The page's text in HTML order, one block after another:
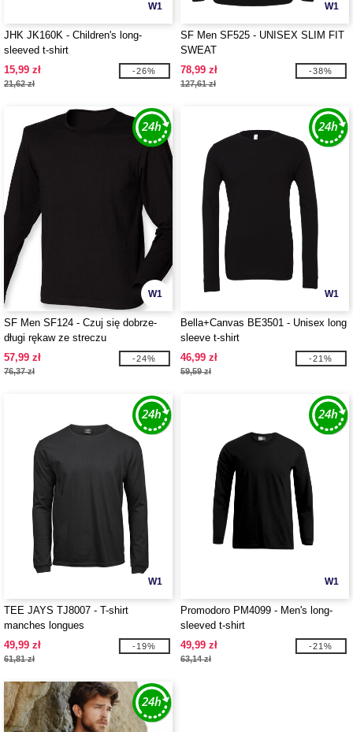
W1
JHK JK160K - Children's long-
sleeved t-shirt
15,99 zł
21,62 zł
-26%
W1
SF Men SF525 - UNISEX SLIM FIT
SWEAT
78,99 zł
127,61 zł
-38%
W1
SF Men SF124 - Czuj się dobrze-
długi rękaw ze streczu
57,99 zł
76,37 zł
-24%
W1
Bella+Canvas BE3501 - Unisex long
sleeve t-shirt
46,99 zł
59,59 zł
-21%
W1
TEE JAYS TJ8007 - T-shirt
manches longues
49,99 zł
61,81 zł
-19%
W1
Promodoro PM4099 - Men's long-
sleeved t-shirt
49,99 zł
63,14 zł
-21%